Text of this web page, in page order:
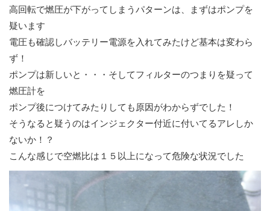
高回転で燃圧が下がってしまうパターンは、まずはポンプを
疑います
電圧も確認しバッテリー電源を入れてみたけど基本は変わら
ず！
ポンプは新しいと・・・そしてフィルターのつまりを疑って
燃圧計を
ポンプ後につけてみたりしても原因がわからずでした！
そうなると疑うのはインジェクター付近に付いてるアレしか
ないか！？
こんな感じで空燃比は１５以上になって危険な状況でした